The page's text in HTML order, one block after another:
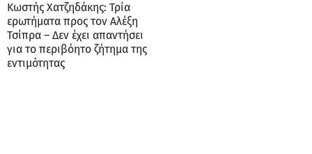
Κωστής Χατζηδάκης: Τρία
ερωτήματα προς τον Αλέξη
Τσίπρα – Δεν έχει απαντήσει
για το περιβόητο ζήτημα της
εντιμότητας